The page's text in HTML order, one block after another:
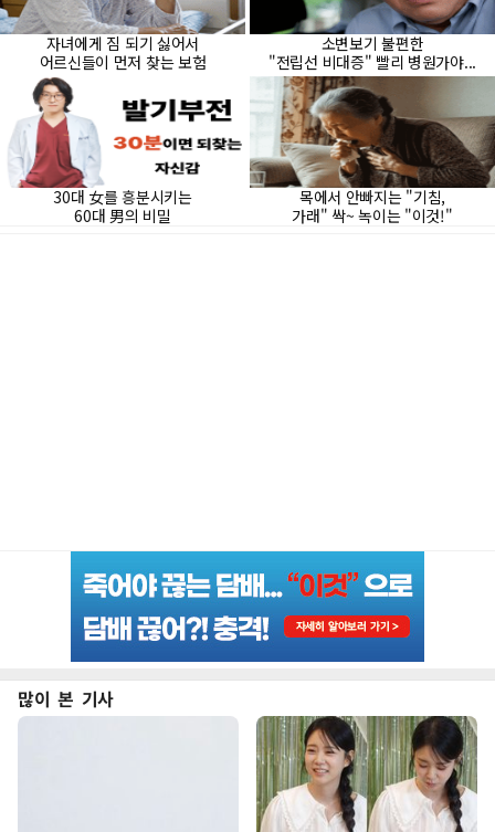
많이 본 기사